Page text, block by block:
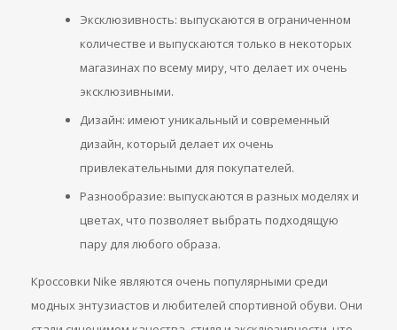
Эксклюзивность: выпускаются в ограниченном
количестве и выпускаются только в некоторых
магазинах по всему миру, что делает их очень
эксклюзивными.
Дизайн: имеют уникальный и современный
дизайн, который делает их очень
привлекательными для покупателей.
Разнообразие: выпускаются в разных моделях и
цветах, что позволяет выбрать подходящую
пару для любого образа.
Кроссовки Nike являются очень популярными среди
модных энтузиастов и любителей спортивной обуви. Они